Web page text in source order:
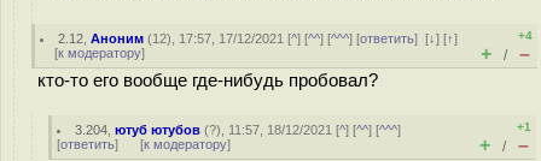
2.12 ,Аноним (12), 17:57, 17/12/2021 [^] [^^] [^^^] [ответить][↓] [↑]
[к модератору]
+4
+ / –
кто-то его вообще где-нибудь пробовал?
3.204 ,ютуб ютубов (?), 11:57, 18/12/2021 [^] [^^] [^^^]
[ответить] [к модератору]
+1
+ / –